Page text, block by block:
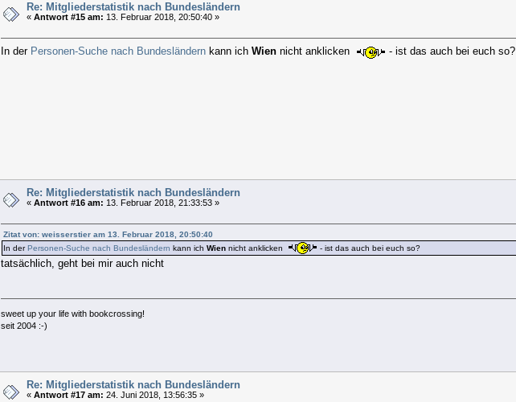
Re: Mitgliederstatistik nach Bundesländern
«Antwort #15 am: 13. Februar 2018, 20:50:40 »
In der Personen-Suche nach Bundesländernkann ich Wien nicht anklicken - ist das auch bei euch so?
Re: Mitgliederstatistik nach Bundesländern
«Antwort #16 am: 13. Februar 2018, 21:33:53 »
Zitat von: weisserstier am 13. Februar 2018, 20:50:40
In derPersonen-Suche nach Bundesländern kann ich Wien nicht anklicken - ist das auch bei euch so?
tatsächlich, geht bei mir auch nicht
sweet up your life with bookcrossing!
seit 2004 :-)
Re: Mitgliederstatistik nach Bundesländern
«Antwort #17 am: 24. Juni 2018, 13:56:35 »